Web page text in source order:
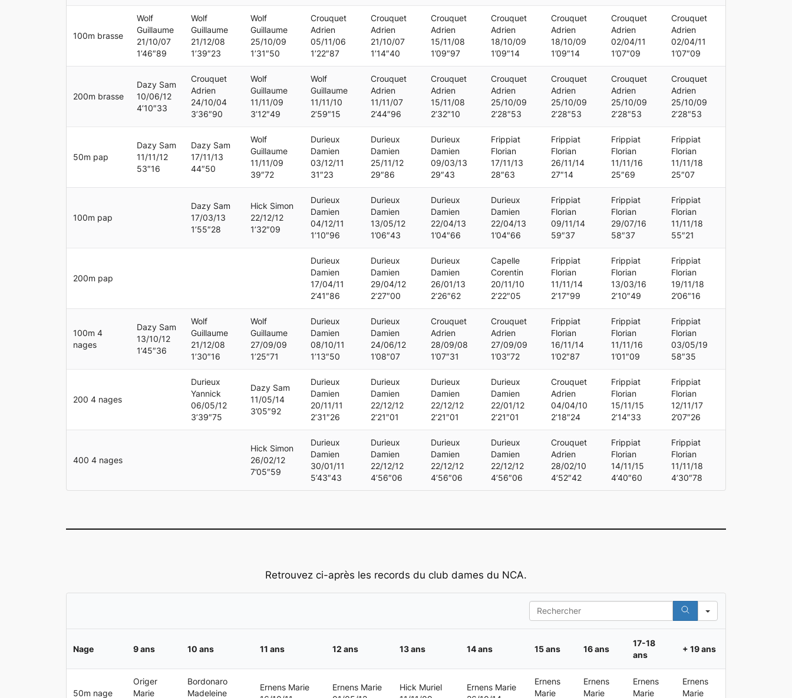
100m brasse
Wolf
Guillaume
21/10/07
1’46″89
Wolf
Guillaume
21/12/08
1’39″23
Wolf
Guillaume
25/10/09
1’31″50
Crouquet
Adrien
05/11/06
1’22″87
Crouquet
Adrien
21/10/07
1’14″40
Crouquet
Adrien
15/11/08
1’09″97
Crouquet
Adrien
18/10/09
1’09″14
Crouquet
Adrien
18/10/09
1’09″14
Crouquet
Adrien
02/04/11
1’07″09
Crouquet
Adrien
02/04/11
1’07″09
200m brasse
Dazy Sam
10/06/12
4’10″33
Crouquet
Adrien
24/10/04
3’36″90
Wolf
Guillaume
11/11/09
3’12″49
Wolf
Guillaume
11/11/10
2’59″15
Crouquet
Adrien
11/11/07
2’44″96
Crouquet
Adrien
15/11/08
2’32″10
Crouquet
Adrien
25/10/09
2’28″53
Crouquet
Adrien
25/10/09
2’28″53
Crouquet
Adrien
25/10/09
2’28″53
Crouquet
Adrien
25/10/09
2’28″53
50m pap
Dazy Sam
11/11/12
53″16
Dazy Sam
17/11/13
44″50
Wolf
Guillaume
11/11/09
39″72
Durieux
Damien
03/12/11
31″23
Durieux
Damien
25/11/12
29″86
Durieux
Damien
09/03/13
29″43
Frippiat
Florian
17/11/13
28″63
Frippiat
Florian
26/11/14
27″14
Frippiat
Florian
11/11/16
25″69
Frippiat
Florian
11/11/18
25″07
100m pap
Dazy Sam
17/03/13
1’55″28
Hick Simon
22/12/12
1’32″09
Durieux
Damien
04/12/11
1’10″96
Durieux
Damien
13/05/12
1’06″43
Durieux
Damien
22/04/13
1’04″66
Durieux
Damien
22/04/13
1’04″66
Frippiat
Florian
09/11/14
59″37
Frippiat
Florian
29/07/16
58″37
Frippiat
Florian
11/11/18
55″21
200m pap
Durieux
Damien
17/04/11
2’41″86
Durieux
Damien
29/04/12
2’27″00
Durieux
Damien
26/01/13
2’26″62
Capelle
Corentin
20/11/10
2’22″05
Frippiat
Florian
11/11/14
2’17″99
Frippiat
Florian
13/03/16
2’10″49
Frippiat
Florian
19/11/18
2’06″16
100m 4
nages
Dazy Sam
13/10/12
1’45″36
Wolf
Guillaume
21/12/08
1’30″16
Wolf
Guillaume
27/09/09
1’25″71
Durieux
Damien
08/10/11
1’13″50
Durieux
Damien
24/06/12
1’08″07
Crouquet
Adrien
28/09/08
1’07″31
Crouquet
Adrien
27/09/09
1’03″72
Frippiat
Florian
16/11/14
1’02″87
Frippiat
Florian
11/11/16
1’01″09
Frippiat
Florian
03/05/19
58″35
200 4 nages
Durieux
Yannick
06/05/12
3’39″75
Dazy Sam
11/05/14
3’05″92
Durieux
Damien
20/11/11
2’31″26
Durieux
Damien
22/12/12
2’21″01
Durieux
Damien
22/12/12
2’21″01
Durieux
Damien
22/01/12
2’21″01
Crouquet
Adrien
04/04/10
2’18″24
Frippiat
Florian
15/11/15
2’14″33
Frippiat
Florian
12/11/17
2’07″26
400 4 nages
Hick Simon
26/02/12
7’05″59
Durieux
Damien
30/01/11
5’43″43
Durieux
Damien
22/12/12
4’56″06
Durieux
Damien
22/12/12
4’56″06
Durieux
Damien
22/12/12
4’56″06
Crouquet
Adrien
28/02/10
4’52″42
Frippiat
Florian
14/11/15
4’40″60
Frippiat
Florian
11/11/18
4’30″78
Retrouvez ci-après les records du club dames du NCA.
Search
Nage 9 ans 10 ans 11 ans 12 ans 13 ans 14 ans 15 ans 16 ans
17-18
ans
+ 19 ans
50m nage
Origer
Marie
Bordonaro
Madeleine
Ernens Marie
Ernens Marie
Hick Muriel
Ernens Marie
Ernens
Marie
Ernens
Marie
Ernens
Marie
Ernens
Marie